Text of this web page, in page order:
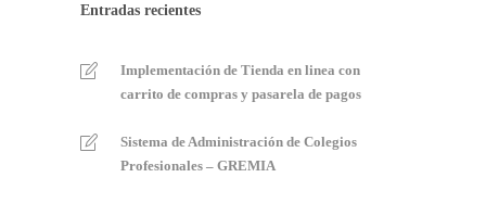
Entradas recientes
Implementación de Tienda en linea con
carrito de compras y pasarela de pagos
Sistema de Administración de Colegios
Profesionales – GREMIA